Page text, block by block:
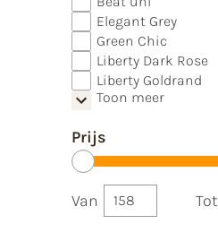
Elegant Grey
Green Chic
Liberty Dark Rose
Liberty Goldrand
Toon meer
Prijs
Van Tot